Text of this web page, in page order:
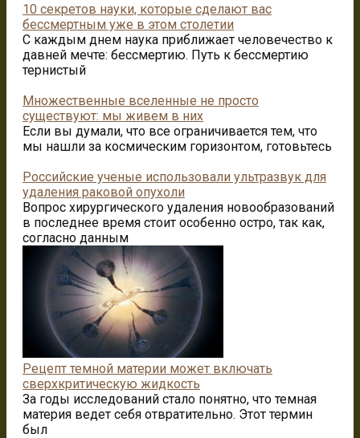
10 секретов науки, которые сделают вас
бессмертным уже в этом столетии
С каждым днем наука приближает человечество к
давней мечте: бессмертию. Путь к бессмертию
тернистый
Множественные вселенные не просто
существуют: мы живем в них
Если вы думали, что все ограничивается тем, что
мы нашли за космическим горизонтом, готовьтесь
Российские ученые использовали ультразвук для
удаления раковой опухоли
Вопрос хирургического удаления новообразований
в последнее время стоит особенно остро, так как,
согласно данным
Рецепт темной материи может включать
сверхкритическую жидкость
За годы исследований стало понятно, что темная
материя ведет себя отвратительно. Этот термин
был